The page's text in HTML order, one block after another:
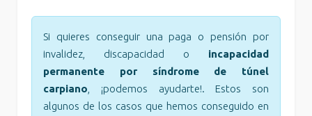
Si quieres conseguir una paga o pensión por
invalidez, discapacidad o incapacidad
permanente por síndrome de túnel
carpiano , ¡podemos ayudarte!. Estos son
algunos de los casos que hemos conseguido en